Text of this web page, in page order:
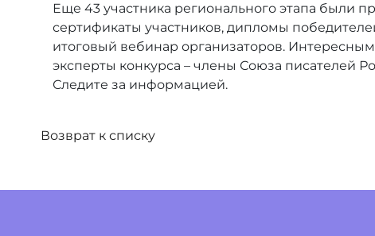
Еще 43 участника регионального этапа были
сертификаты участников, дипломы
итоговый вебинар организаторов.
эксперты конкурса – члены Союза писателей
Следите за информацией.
Возврат к списку